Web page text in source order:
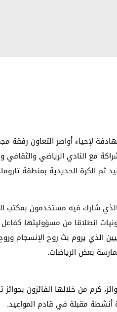
لإحياء أواصر التعاون رفقة
مع النادي الرياضي والثقافي
ثم الكرة الحديدية بمنطقة تاروما.
شارك فيه مستخدمون بمكتب
انطلاقا من مسؤوليتها
الذي يروم بث روح الإنسجام
بعض الرياضات.
كرم من خلالها الفائزون بجوائز
أنشطة مقبلة في قادم المواعيد.